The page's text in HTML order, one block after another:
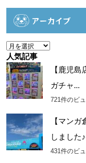
アーカイブ
ア
ー
カ
イ
ブ
人気記事
【鹿児
ガチャ...
721件のビ
【マン
しました♪
431件のビ